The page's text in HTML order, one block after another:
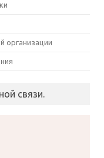
организации
связи.